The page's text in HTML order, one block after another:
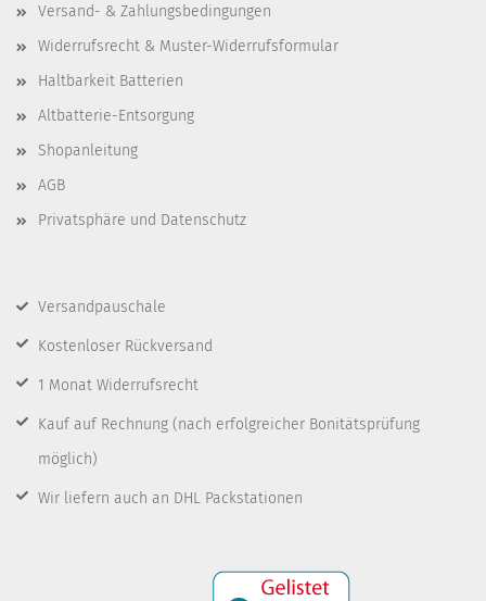
Versand- & Zahlungsbedingungen
Widerrufsrecht & Muster-Widerrufsformular
Haltbarkeit Batterien
Altbatterie-Entsorgung
Shopanleitung
AGB
Privatsphäre und Datenschutz
Versandpauschale
Kostenloser Rückversand
1 Monat Widerrufsrecht
Kauf auf Rechnung (nach erfolgreicher Bonitätsprüfung
möglich)
Wir liefern auch an DHL Packstationen